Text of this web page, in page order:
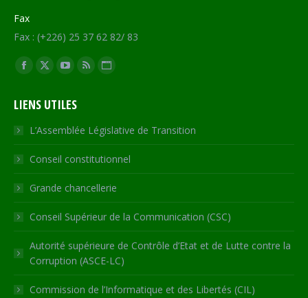
Fax
Fax : (+226) 25 37 62 82/ 83
Trouvez nous sur :
Facebook
opens
in
new
window
X
opens
in
new
window
YouTube
opens
in
new
window
RSS
in
new
window
Site
opens
in
new
LIENS UTILES
L’Assemblée Législative de Transition
Conseil constitutionnel
Grande chancellerie
Conseil Supérieur de la Communication (CSC)
Autorité supérieure de Contrôle d’Etat et de Lutte contre la
Corruption (ASCE-LC)
Commission de l’Informatique et des Libertés (CIL)